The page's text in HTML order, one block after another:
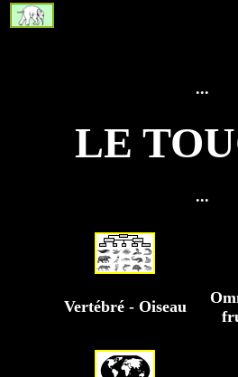
...
LE
...
Vertébré - Oiseau